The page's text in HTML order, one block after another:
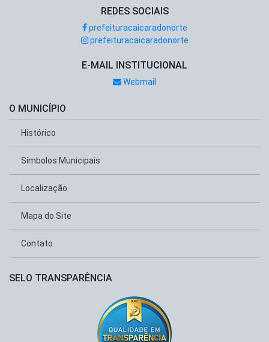
REDES SOCIAIS
prefeituracaicaradonorte
prefeituracaicaradonorte
E-MAIL INSTITUCIONAL
Webmail
O MUNICÍPIO
Histórico
Símbolos Municipais
Localização
Mapa do Site
Contato
SELO TRANSPARÊNCIA